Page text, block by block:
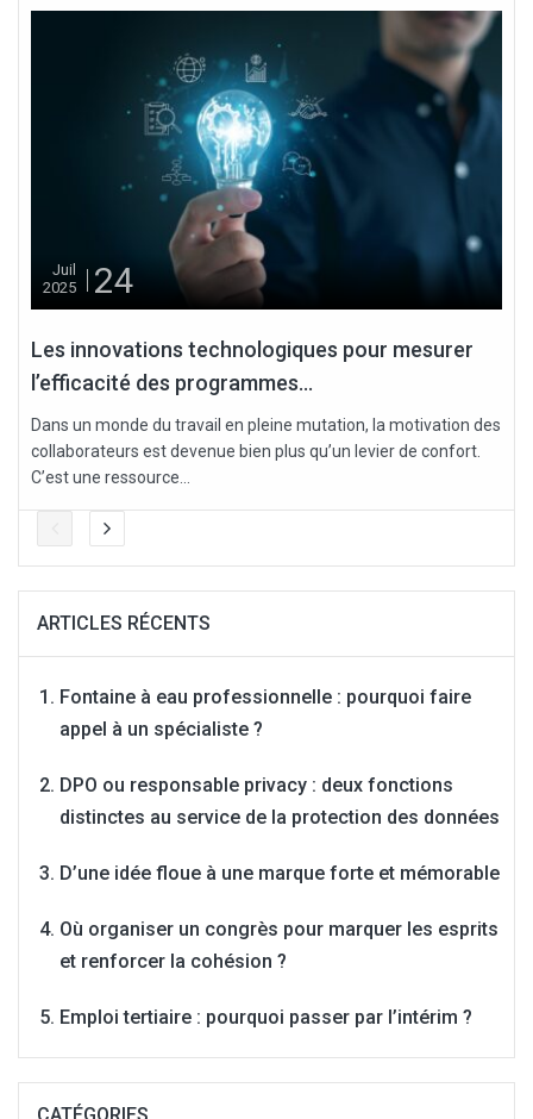
Juil
2025
24
Les innovations technologiques pour mesurer
l’efficacité des programmes...
Dans un monde du travail en pleine mutation, la motivation des
collaborateurs est devenue bien plus qu’un levier de confort.
C’est une ressource...
ARTICLES RÉCENTS
Fontaine à eau professionnelle : pourquoi faire
appel à un spécialiste ?
DPO ou responsable privacy : deux fonctions
distinctes au service de la protection des données
D’une idée floue à une marque forte et mémorable
Où organiser un congrès pour marquer les esprits
et renforcer la cohésion ?
Emploi tertiaire : pourquoi passer par l’intérim ?